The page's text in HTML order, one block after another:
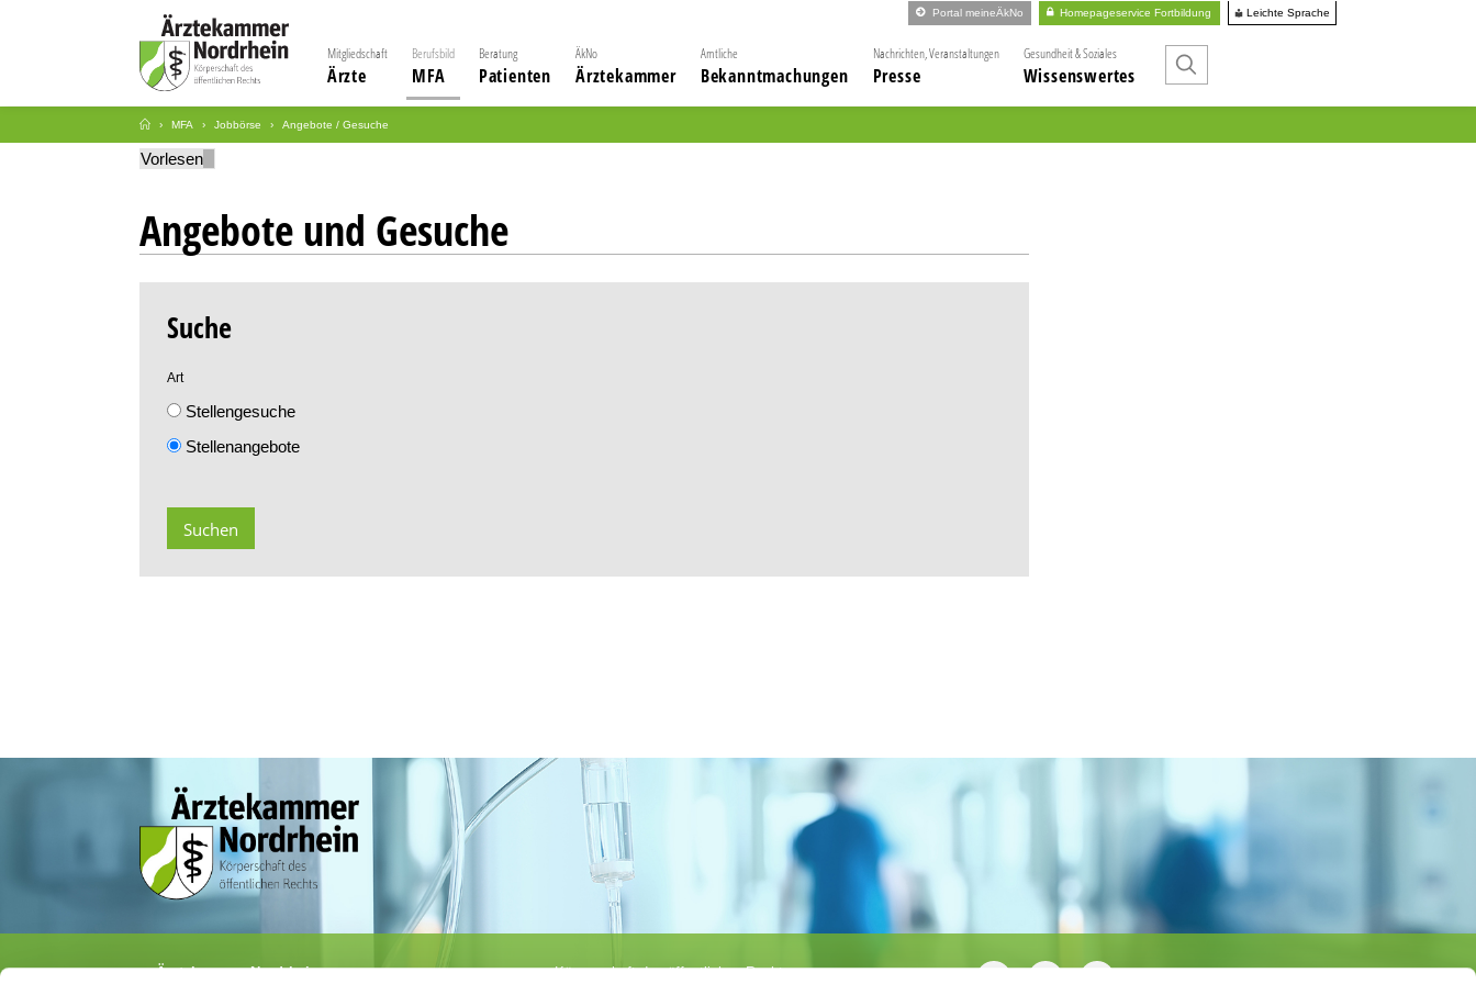
Portal meineÄkNo Homepageservice Fortbildung Leichte Sprache
Mitgliedschaft
Ärzte
Berufsbild
MFA
Beratung
Patienten
ÄkNo
Ärztekammer
Amtliche
Bekanntmachungen
Nachrichten, Veranstaltungen
Presse
Gesundheit & Soziales
Wissenswertes
MFA Jobbörse Angebote / Gesuche
Vorlesen
Angebote und Gesuche
Suche
Art
Stellengesuche
Stellenangebote
Ärztekammer Nordrhein Körperschaft des öffentlichen Rechts